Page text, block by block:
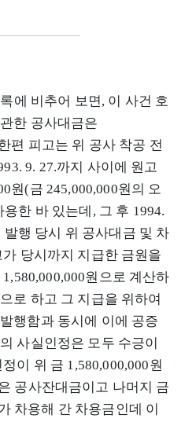
에 비추어 보면, 이 사건 호
한 공사대금은
편 피고는 위 공사 착공 전
9. 27.까지 사이에 원고
원(금 245,000,000원의 오
한 바 있는데, 그 후 1994.
발행 당시 위 공사대금 및 차
당시까지 지급한 금원을
원으로 계산하
로 하고 그 지급을 위하여
행함과 동시에 이에 공증
사실인정은 모두 수긍이
이 위 금 1,580,000,000원
공사잔대금이고 나머지 금
차용해 간 차용금인데 이